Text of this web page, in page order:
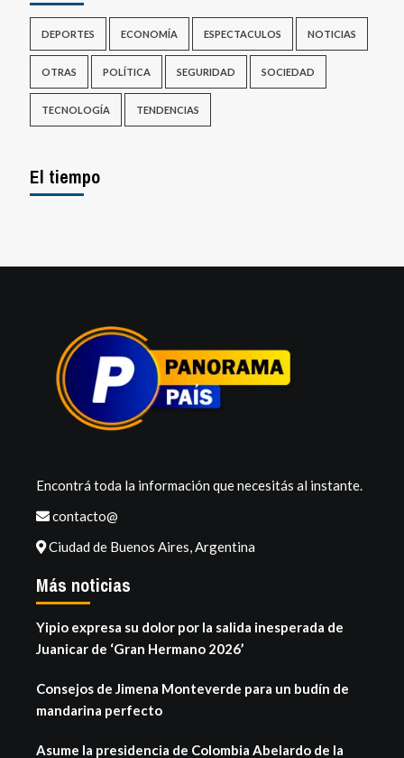
DEPORTES ECONOMÍA ESPECTACULOS NOTICIAS
OTRAS POLÍTICA SEGURIDAD SOCIEDAD
TECNOLOGÍA TENDENCIAS
El tiempo
Encontrá toda la información que necesitás al instante.
contacto@
Ciudad de Buenos Aires, Argentina
Más noticias
Yipio expresa su dolor por la salida inesperada de
Juanicar de ‘Gran Hermano 2026’
Consejos de Jimena Monteverde para un budín de
mandarina perfecto
Asume la presidencia de Colombia Abelardo de la